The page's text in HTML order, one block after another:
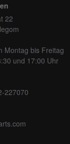
22
Montag bis Freitag
und 17:00 Uhr
227070